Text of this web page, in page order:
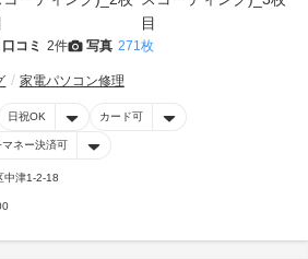
口コミ 2件 写真 271枚
家電パソコン修理
日祝OK カード可
マネー決済可
中津1-2-18